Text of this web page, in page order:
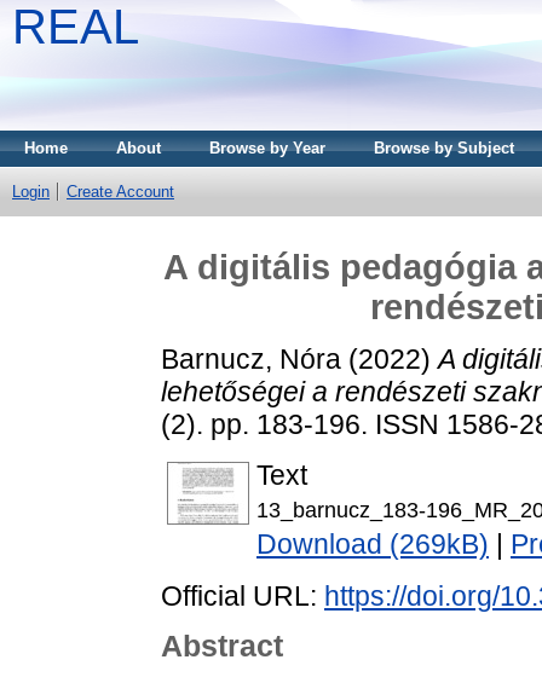
REAL
Home About Browse by Year Browse by Subject
Login Create Account
A digitális pedagógia
Barnucz, Nóra (2022)A
lehetőségei a rendészeti
(2). pp. 183-196. ISSN 1586-
Text
13_barnucz_183-
Download (269kB)
Official URL: https://doi.org/
Abstract